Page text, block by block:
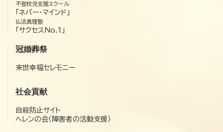
不登校児支援スクール
「ネバー・マインド」
仏法真理塾
「サクセスNo.1」
冠婚葬祭
来世幸福セレモニー
社会貢献
自殺防止サイト
ヘレンの会（障害者の活動支援）